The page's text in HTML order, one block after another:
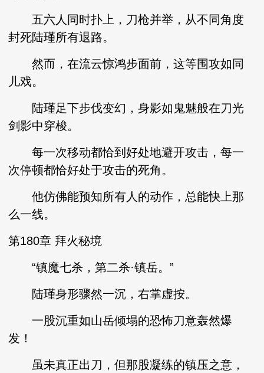
五六人同时扑上，刀枪并举，从不同角度
封死陆瑾所有退路。
然而，在流云惊鸿步面前，这等围攻如同
儿戏。
陆瑾足下步伐变幻，身影如鬼魅般在刀光
剑影中穿梭。
每一次移动都恰到好处地避开攻击，每一
次停顿都恰好处于攻击的死角。
他仿佛能预知所有人的动作，总能快上那
么一线。
第180章 拜火秘境
“镇魔七杀，第二杀·镇岳。”
陆瑾身形骤然一沉，右掌虚按。
一股沉重如山岳倾塌的恐怖刀意轰然爆
发！
虽未真正出刀，但那股凝练的镇压之意，